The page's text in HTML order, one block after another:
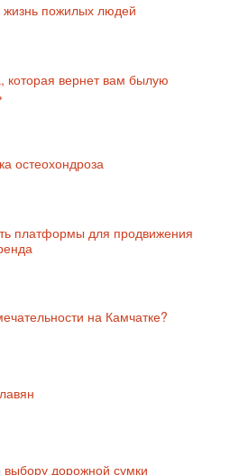
жизнь пожилых людей
которая вернет вам былую
остеохондроза
платформы для продвижения
на Камчатке?
дорожной сумки